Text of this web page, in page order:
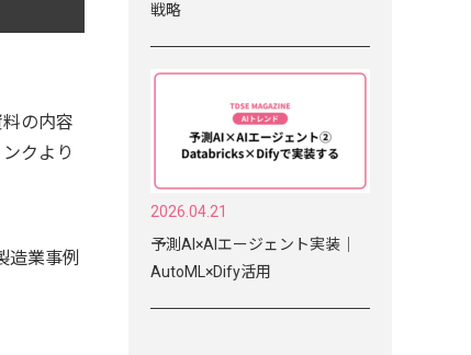
の内容
クより
造業事例
戦略
2026.04.21
予測AI×AIエージェント実装｜
AutoML×Dify活用